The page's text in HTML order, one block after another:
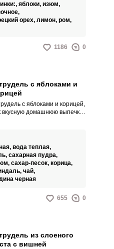
яблоки, изюм,
орех, лимон, ром,
1186 0
с яблоками и
с яблоками и корицей,
вкусную домашнюю выпечку
тесте. В этом рецепте
предлагается приготовить
вытяжное, которое руками
в очень тонкий
а при выпечке тает во рту,
штруделя получается
вода теплая,
сахарная пудра,
сахар-песок, корица,
чай,
черная
655 0
из слоеного
с вишней